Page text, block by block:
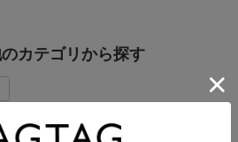
カテゴリから探す